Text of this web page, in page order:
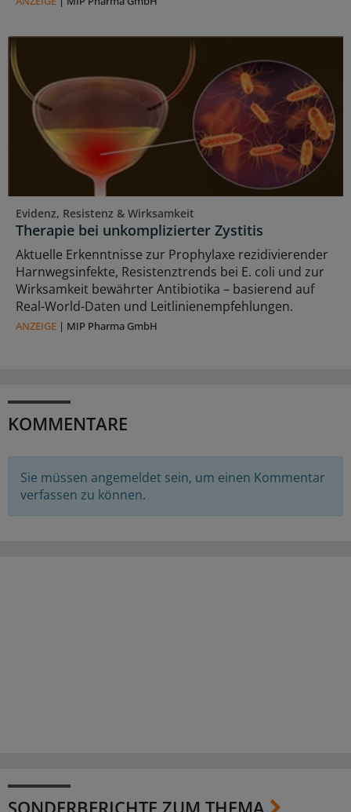
Evidenz, Resistenz & Wirksamkeit
Therapie bei unkomplizierter Zystitis
Aktuelle Erkenntnisse zur Prophylaxe rezidivierender
Harnwegsinfekte, Resistenztrends bei E. coli und zur
Wirksamkeit bewährter Antibiotika – basierend auf
Real-World-Daten und Leitlinienempfehlungen.
ANZEIGE | MIP Pharma GmbH
KOMMENTARE
Sie müssen angemeldet sein, um einen Kommentar
verfassen zu können.
SONDERBERICHTE ZUM THEMA